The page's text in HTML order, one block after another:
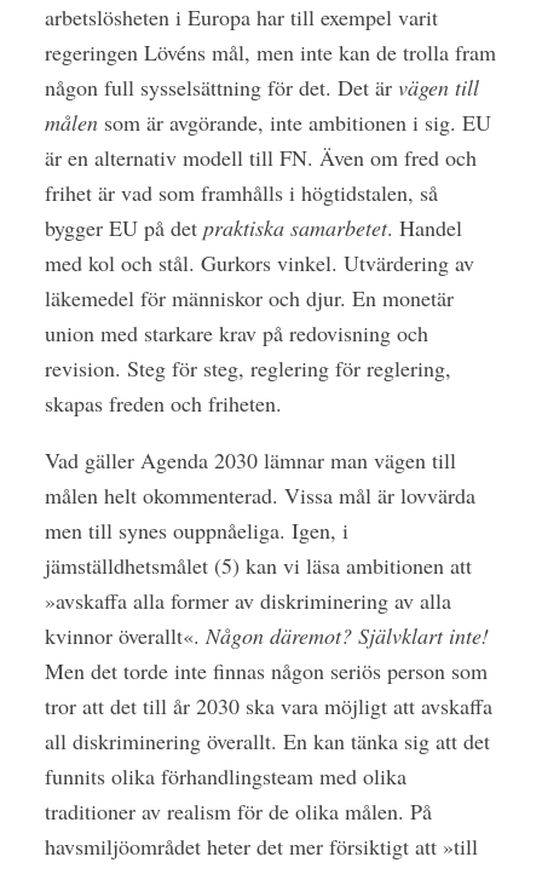
arbetslösheten i Europa har till exempel varit
regeringen Lövéns mål, men inte kan de trolla fram
någon full sysselsättning för det. Det är vägen till
målen som är avgörande, inte ambitionen i sig. EU
är en alternativ modell till FN. Även om fred och
frihet är vad som framhålls i högtidstalen, så
bygger EU på det praktiska samarbetet. Handel
med kol och stål. Gurkors vinkel. Utvärdering av
läkemedel för människor och djur. En monetär
union med starkare krav på redovisning och
revision. Steg för steg, reglering för reglering,
skapas freden och friheten.
Vad gäller Agenda 2030 lämnar man vägen till
målen helt okommenterad. Vissa mål är lovvärda
men till synes ouppnåeliga. Igen, i
jämställdhetsmålet (5) kan vi läsa ambitionen att
»avskaffa alla former av diskriminering av alla
kvinnor överallt«. Någon däremot? Självklart inte!
Men det torde inte finnas någon seriös person som
tror att det till år 2030 ska vara möjligt att avskaffa
all diskriminering överallt. En kan tänka sig att det
funnits olika förhandlingsteam med olika
traditioner av realism för de olika målen. På
havsmiljöområdet heter det mer försiktigt att »till